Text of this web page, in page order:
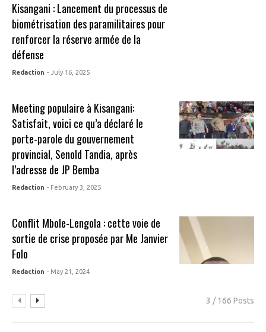
Kisangani : Lancement du processus de
biométrisation des paramilitaires pour
renforcer la réserve armée de la
défense
Redaction - July 16, 2025
Meeting populaire à Kisangani:
Satisfait, voici ce qu’a déclaré le
porte-parole du gouvernement
provincial, Senold Tandia, après
l’adresse de JP Bemba
Redaction - February 3, 2025
Conflit Mbole-Lengola : cette voie de
sortie de crise proposée par Me Janvier
Folo
Redaction - May 21, 2024
3 / 166 Posts